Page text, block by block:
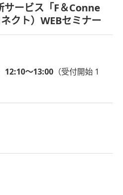
サービス「F＆Conne
クト）WEBセミナー
12:10～13:00（受付開始 1